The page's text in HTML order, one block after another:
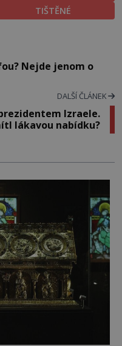
TIŠTĚNÉ
Nejde jenom o
DALŠÍ ČLÁNEK
Izraele.
lákavou nabídku?